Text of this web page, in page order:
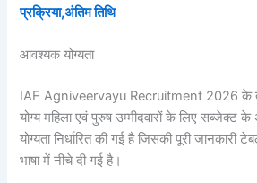
प्रक्रिया,अंतिम तिथि
आवश्यक योग्यता
IAF Agniveervayu Recruitment 2026 के
योग्य महिला एवं पुरुष उम्मीदवारों के लिए
योग्यता निर्धारित की गई है जिसकी पूरी
भाषा में नीचे दी गई है।